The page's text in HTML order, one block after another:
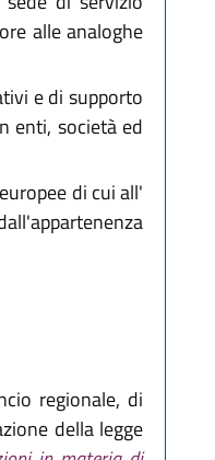
alle analoghe
e di supporto
enti, società ed
di cui all'
regionale, di
della legge